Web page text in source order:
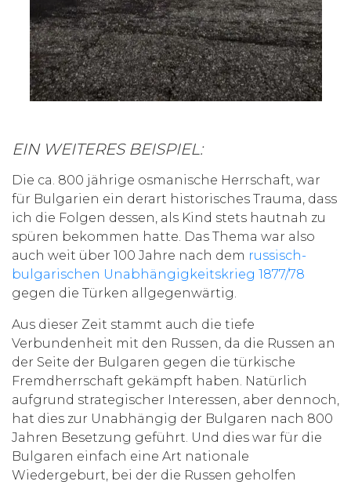
EIN WEITERES BEISPIEL:
Die ca. 800 jährige osmanische Herrschaft, war
für Bulgarien ein derart historisches Trauma, dass
ich die Folgen dessen, als Kind stets hautnah zu
spüren bekommen hatte. Das Thema war also
auch weit über 100 Jahre nach dem russisch-
bulgarischen Unabhängigkeitskrieg 1877/78
gegen die Türken allgegenwärtig.
Aus dieser Zeit stammt auch die tiefe
Verbundenheit mit den Russen, da die Russen an
der Seite der Bulgaren gegen die türkische
Fremdherrschaft gekämpft haben. Natürlich
aufgrund strategischer Interessen, aber dennoch,
hat dies zur Unabhängig der Bulgaren nach 800
Jahren Besetzung geführt. Und dies war für die
Bulgaren einfach eine Art nationale
Wiedergeburt, bei der die Russen geholfen